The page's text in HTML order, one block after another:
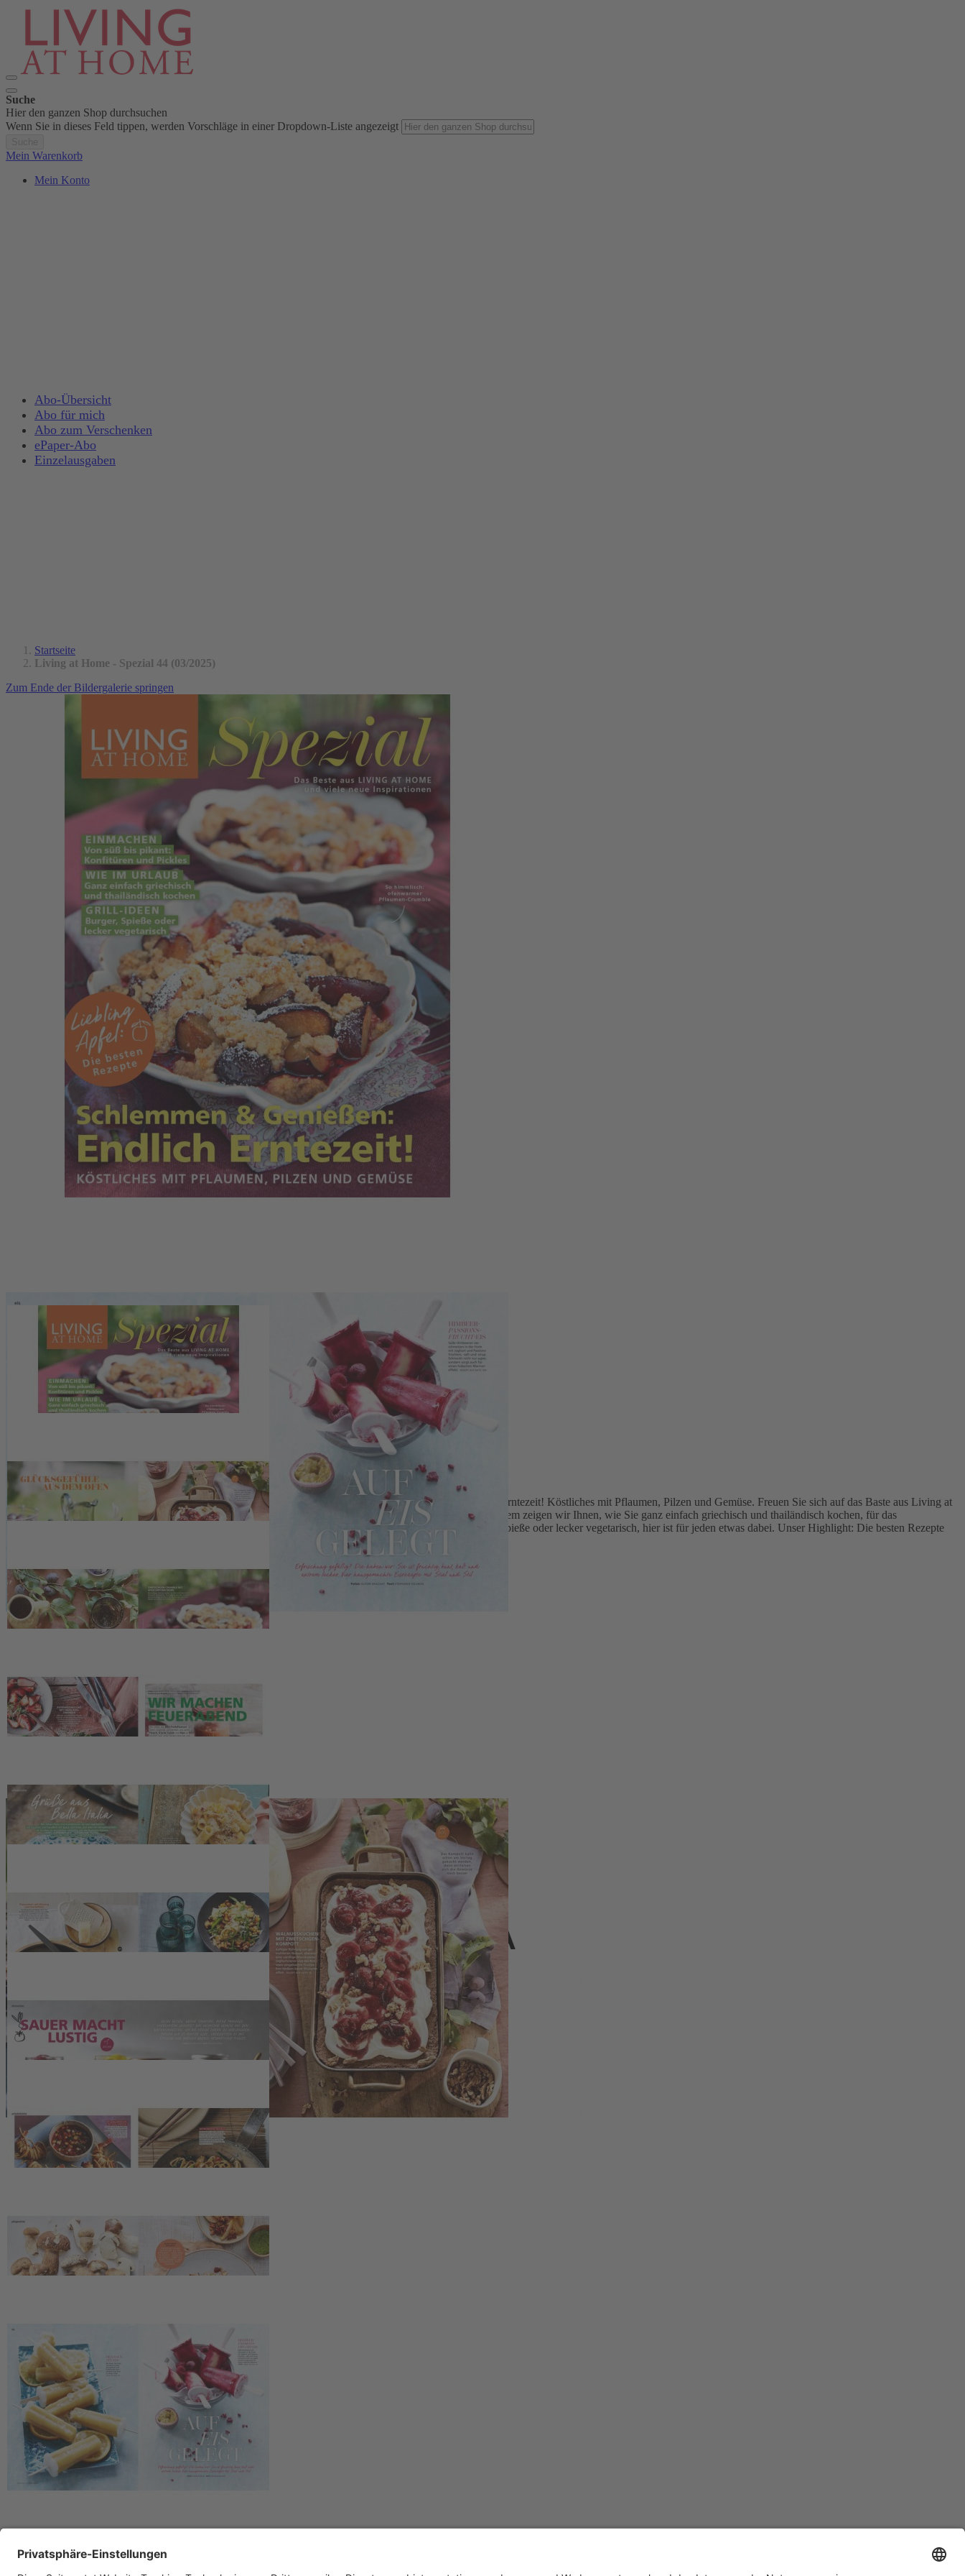
Suche
Hier den ganzen Shop durchsuchen
Wenn Sie in dieses Feld tippen, werden Vorschläge in einer Dropdown-Liste angezeigt
Mein Warenkorb
Mein Konto
Abo-Übersicht
Abo für mich
Abo zum Verschenken
ePaper-Abo
Einzelausgaben
Startseite
Living at Home - Spezial 44 (03/2025)
Zum Ende der Bildergalerie springen
Zum Anfang der Bildergalerie springen
067274
Living at Home - Spezial 44 (03/2025)
Living at Home Spezial
inkl. MwSt.
Sofort lieferbar
Schlemmen & Genießen: Endlich Erntezeit!
Beschreibung
In der Living at Home Spezial Nr. 44 dreht sich alles rund um das Thema „Schlemmen & Genießen: Endlich Erntezeit! Köstliches mit Pflaumen, Pilzen und Gemüse. Freuen Sie sich auf das Baste aus Living at
Home und viele neue Inspiration. Freuen Sie sich auf tolle Ideen zum Einmachen – von süß bis pikant. Außerdem zeigen wir Ihnen, wie Sie ganz einfach griechisch und thailändisch kochen, für das
Urlaubsgefühl im eigenen Zuhause. Tolle Grill-Ideen wollten wir ihnen auch nicht vorenthalten – ob Burger, Spieße oder lecker vegetarisch, hier ist für jeden etwas dabei. Unser Highlight: Die besten Rezepte
Kontakt
Deutsche Medien-Manufaktur GmbH & Co. KG
Hülsebrockstr. 2–8
Telefon: +49 (0) 2501 801-6161
Montag–Freitag 8:00–20:00 Uhr
Samstag 8:00–13:00 Uhr
>>> Zum Kontaktformular
Zahlungsmöglichkeiten
Upgrade für Print-Abonnenten
Abo-Verlängerung
Widerruf
AGB
Datenschutz
Datenschutzeinstellungen
Lieferbedingungen/Versandkosten
Barrierefreiheitserklärung
Impressum
FAQ
Verträge kündigen
Verträge widerrufen